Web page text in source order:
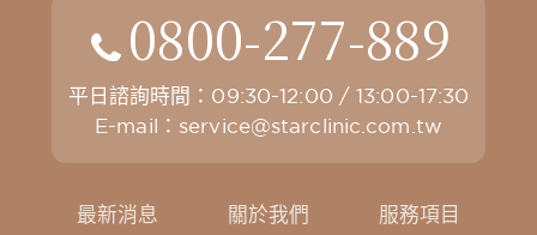
0800-277-889
平日諮詢時間：09:30-12:00 / 13:00-17:30
E-mail： service@starclinic.com.tw
最新消息 關於我們 服務項目